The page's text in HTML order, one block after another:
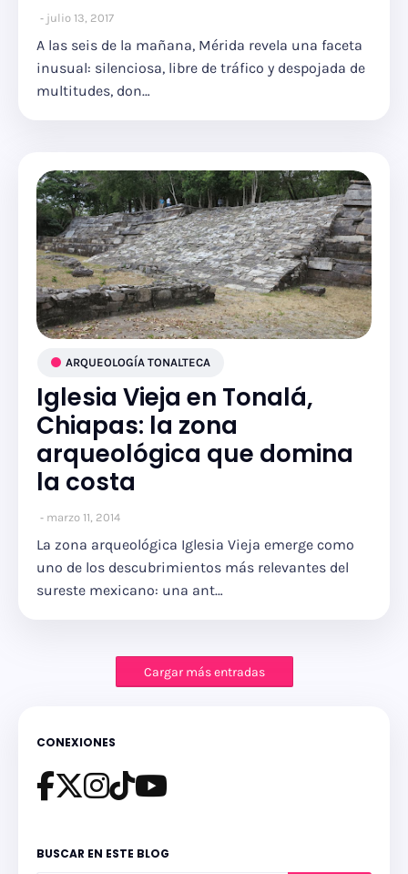
julio 13, 2017
A las seis de la mañana, Mérida revela una faceta
inusual: silenciosa, libre de tráfico y despojada de
multitudes, don…
ARQUEOLOGÍA TONALTECA
Iglesia Vieja en Tonalá,
Chiapas: la zona
arqueológica que domina
la costa
marzo 11, 2014
La zona arqueológica Iglesia Vieja emerge como
uno de los descubrimientos más relevantes del
sureste mexicano: una ant…
Cargar más entradas
CONEXIONES
BUSCAR EN ESTE BLOG